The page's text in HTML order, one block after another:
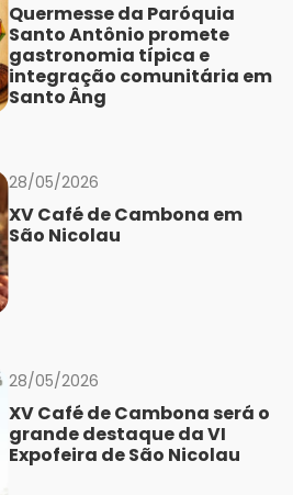
Quermesse da Paróquia
Santo Antônio promete
gastronomia típica e
integração comunitária em
Santo Âng
28/05/2026
XV Café de Cambona em
São Nicolau
28/05/2026
XV Café de Cambona será o
grande destaque da VI
Expofeira de São Nicolau